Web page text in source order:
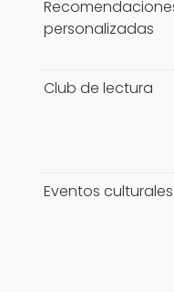
personalizadas
Club de lectura
Eventos culturales